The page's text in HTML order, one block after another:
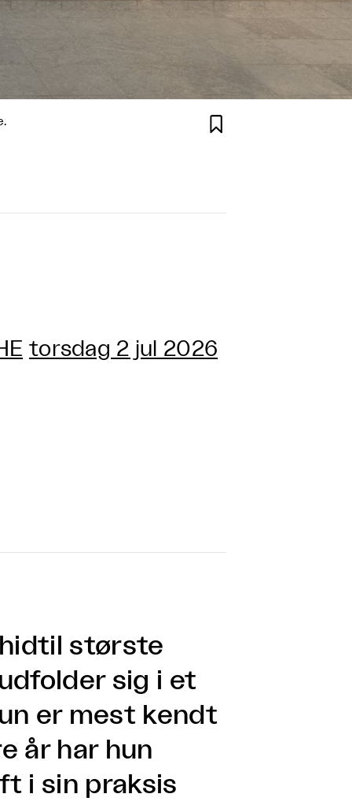

torsdag 2 jul 2026
største
sig i et
er mest kendt
år har hun
i sin praksis